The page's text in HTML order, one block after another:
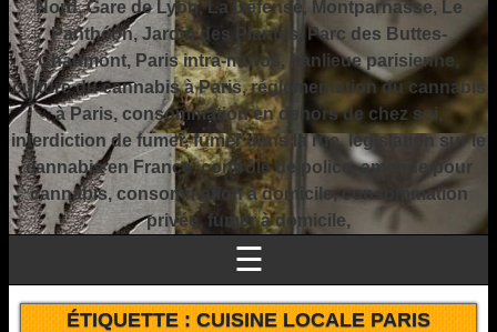
Nord, Gare de Lyon, La Défense, Montparnasse, Le
Panthéon, Jardin des Plantes, Parc des Buttes-
Chaumont, Paris intra-muros, banlieue parisienne,
culture du cannabis à Paris, réglementation du cannabis
à Paris, consommation en dehors de chez soi,
interdiction de fumer, fumer dans la rue, législation sur le
cannabis en France, contrôle de police, amende pour
cannabis, consommation à domicile, consommation
privée, fumer à domicile,
☰
ÉTIQUETTE :CUISINE LOCALE PARIS